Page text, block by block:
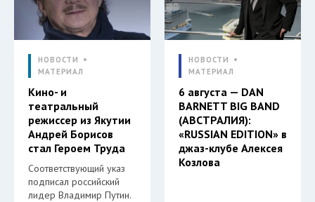
НОВОСТИ
МАТЕРИАЛ
Кино- и
театральный
режиссер из Якутии
Андрей Борисов
стал Героем Труда
Соответствующий указ
подписал российский
лидер Владимир Путин.
НОВОСТИ
МАТЕРИАЛ
6 августа — DAN
BARNETT BIG BAND
(АВСТРАЛИЯ):
«RUSSIAN EDITION» в
джаз-клубе Алексея
Козлова